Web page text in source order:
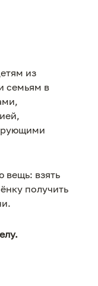
из
семьям в
вещь: взять
получить